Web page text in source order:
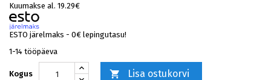
Kuumakse al. 19.29€
ESTO järelmaks - 0€ lepingutasu!
1-14 tööpäeva
Kogus  Lisa ostukorvi